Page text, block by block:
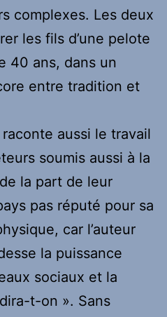
complexes. Les deux
les fils d’une pelote
40 ans, dans un
entre tradition et
aussi le travail
soumis aussi à la
la part de leur
pas réputé pour sa
car l’auteur
la puissance
sociaux et la
t-on ». Sans